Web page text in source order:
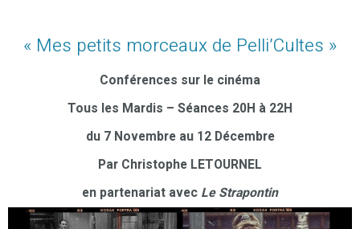
« Mes petits morceaux de Pelli’Cultes »
Conférences sur le cinéma
Tous les Mardis – Séances 20H à 22H
du 7 Novembre au 12 Décembre
Par Christophe LETOURNEL
en partenariat avec Le Strapontin